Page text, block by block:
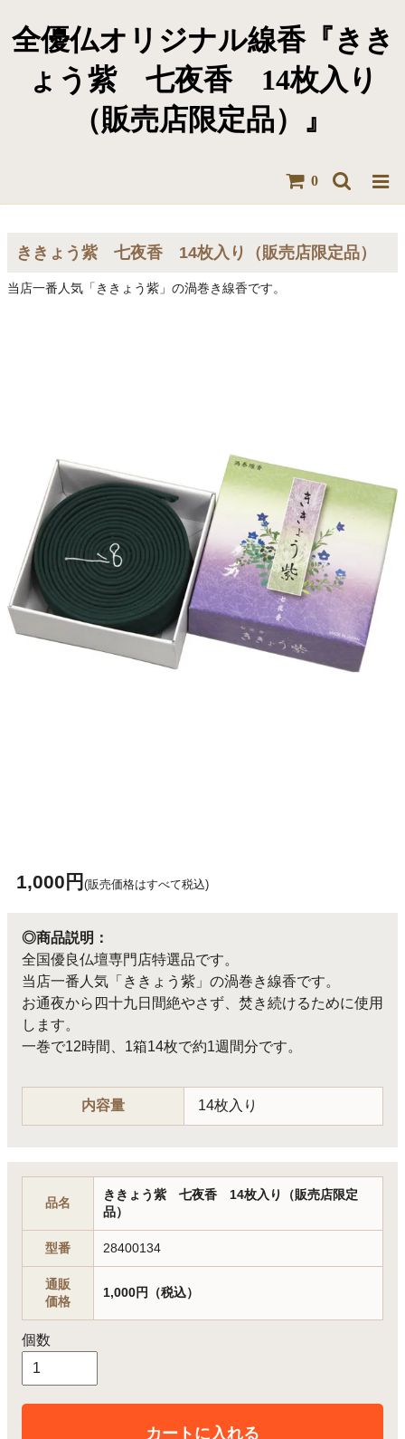
全優仏オリジナル線香『きき
ょう紫 七夜香 14枚入り
（販売店限定品）』
0
ききょう紫 七夜香 14枚入り（販売店限定品）
当店一番人気「ききょう紫」の渦巻き線香です。
1,000円 (販売価格はすべて税込)
◎商品説明：
全国優良仏壇専門店特選品です。
当店一番人気「ききょう紫」の渦巻き線香です。
お通夜から四十九日間絶やさず、焚き続けるために使用
します。
一巻で12時間、1箱14枚で約1週間分です。
内容量 14枚入り
品名
ききょう紫 七夜香 14枚入り（販売店限定
品）
型番 28400134
通販
価格
1,000円（税込）
個数
カートに入れる